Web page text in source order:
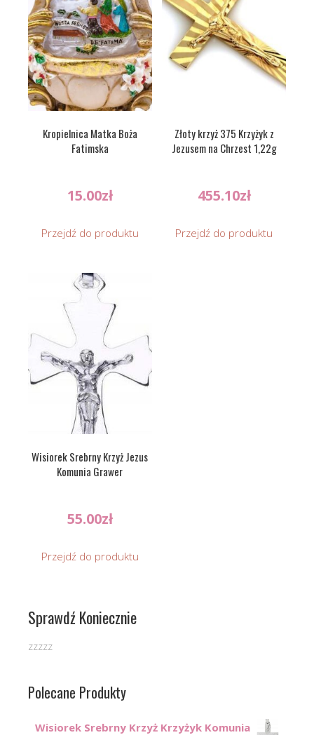
Kropielnica Matka Boża
Fatimska
15.00zł
Przejdź do produktu
Złoty krzyż 375 Krzyżyk z
Jezusem na Chrzest 1,22g
455.10zł
Przejdź do produktu
Wisiorek Srebrny Krzyż Jezus
Komunia Grawer
55.00zł
Przejdź do produktu
Sprawdź Koniecznie
zzzzz
Polecane Produkty
Wisiorek Srebrny Krzyż Krzyżyk Komunia